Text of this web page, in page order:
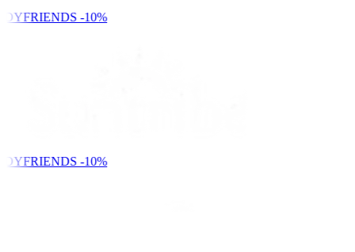
-10%
-10%